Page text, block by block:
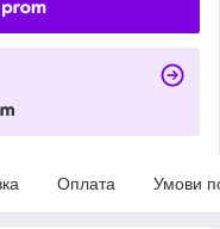
Оплата Умови